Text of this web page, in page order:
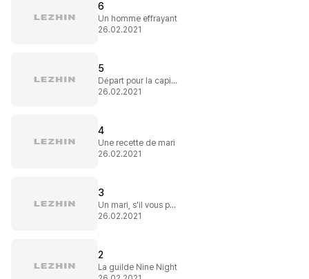
6
Un homme effrayant
26.02.2021
5
Départ pour la capitale
26.02.2021
4
Une recette de mari
26.02.2021
3
Un mari, s'il vous plait
26.02.2021
2
La guilde Nine Night